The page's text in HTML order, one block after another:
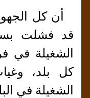
أن كل
قد فشلت
الشغيلة في
كل بلد،
الشغيلة في